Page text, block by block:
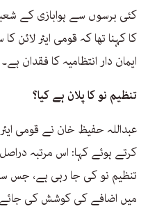
کئی برسوں سے ہوابازی کے
کا کہنا تھا کہ قومی ایئر لائن
ایمان دار انتظامیہ کا فقدان ہے۔
تنظیم نو کا پلان ہے کیا؟
عبداللہ حفیظ خان نے قومی
کرتے ہوئے کہا: اس مرتبہ
تنظیم نو کی جا رہی ہے، جس
میں اضافے کی کوشش کی